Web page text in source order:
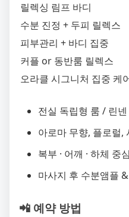
릴렉싱 림프 바디
수분 진정 + 두피 릴렉스
피부관리 + 바디 집중
커플 or 동반룸 릴렉스
오라클 시그니처 집중 케
전실 독립형 룸 / 린
아로마 무향, 플로럴,
복부 · 어깨 · 하체 중
마사지 후 수분앰플
📲 예약 방법